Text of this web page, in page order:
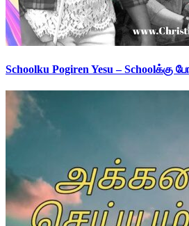
Schoolku Pogiren Yesu – Schoolக்கு